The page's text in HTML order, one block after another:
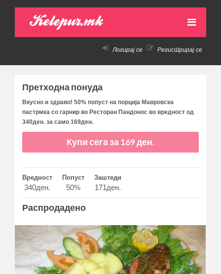
Kelepur.mk
КАКО ДА КУПАМ!
Логирај се Регистрирај се
Претходна понуда
Вкусно и здраво! 50% попуст на порција Мавровска
пастрмка со гарнир во Ресторан Пандонос во вредност од
340ден. за само 169ден.
Купи сега за 169 ден.
Вредност
340ден.
Попуст
50%
Заштеди
171ден.
Распродадено